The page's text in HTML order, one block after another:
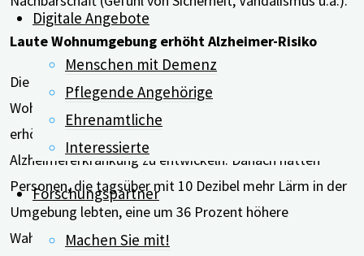
Digitale Angebote
Menschen mit Demenz
Pflegende Angehörige
Ehrenamtliche
Interessierte
Forschungspartner
Machen Sie mit!
Laute Wohnumgebung erhöht Alzheimer-Risiko
Die Ergebnisse der Studie zeigten, dass eine laute
Wohnumgebung bei älteren Erwachsenen das Risiko
erhöhte, leichte geistige Beeinträchtigungen oder eine
Alzheimererkrankung zu entwickeln. Danach hatten
Personen, die tagsüber mit 10 Dezibel mehr Lärm in der
Umgebung lebten, eine um 36 Prozent höhere
Wahrscheinlichkeit, leichte kognitive Beeinträchtigungen